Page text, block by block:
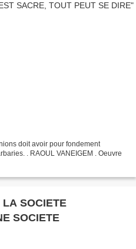
doit avoir pour fondement
. RAOUL VANEIGEM . Oeuvre
SOCIETE
SOCIETE